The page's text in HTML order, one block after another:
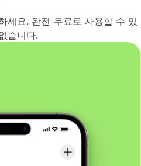
세요. 완전 무료로 사용할 수 있
습니다.